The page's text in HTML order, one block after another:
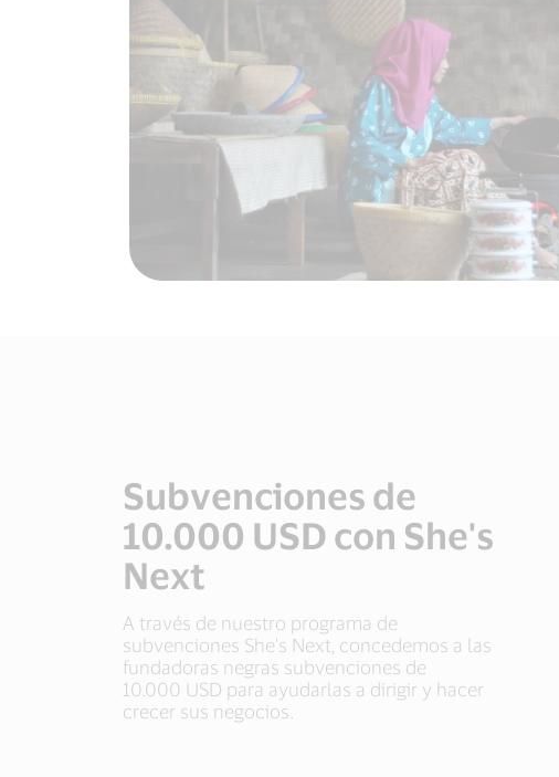
Subvenciones de
10.000 USD con She's
Next
A través de nuestro programa de
subvenciones She's Next, concedemos a las
fundadoras negras subvenciones de
10.000 USD para ayudarlas a dirigir y hacer
crecer sus negocios.